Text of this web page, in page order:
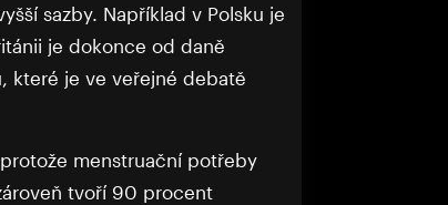
sazby. Například v Polsku je
je dokonce od daně
které je ve veřejné debatě
menstruační potřeby
tvoří 90 procent